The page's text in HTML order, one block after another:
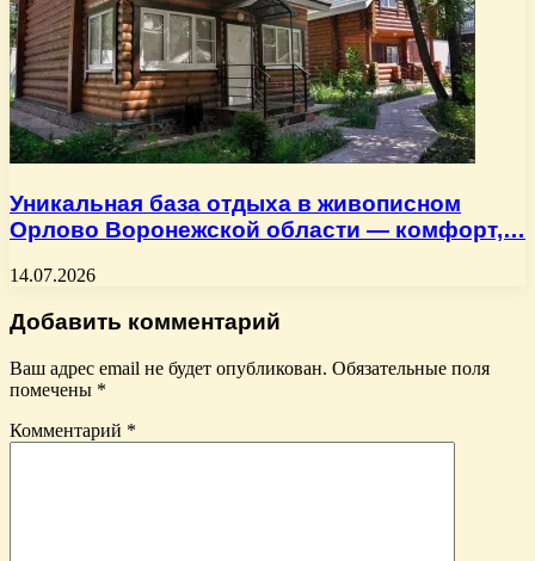
Уникальная база отдыха в живописном
Орлово Воронежской области — комфорт,…
14.07.2026
Добавить комментарий
Ваш адрес email не будет опубликован. Обязательные поля
помечены *
Комментарий *